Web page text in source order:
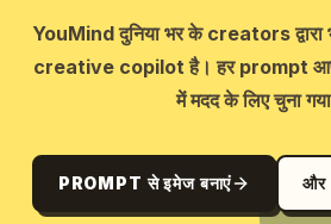
YouMind दुनिया भर के creators द्वारा
creative copilot है। हर prompt
में मदद के लिए चुना
PROMPT से इमेज बनाएं और